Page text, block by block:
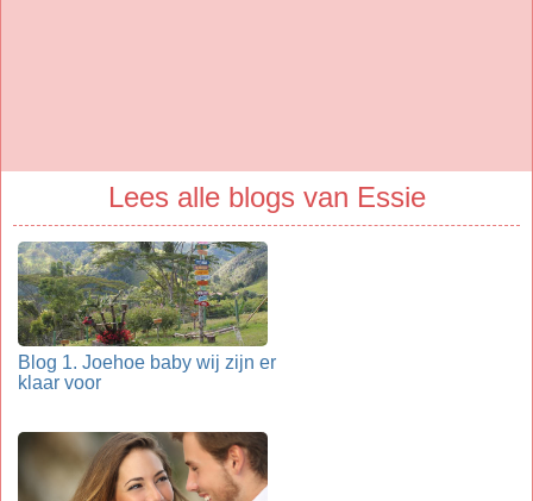
Lees alle blogs van Essie
Blog 1. Joehoe baby wij zijn er
klaar voor